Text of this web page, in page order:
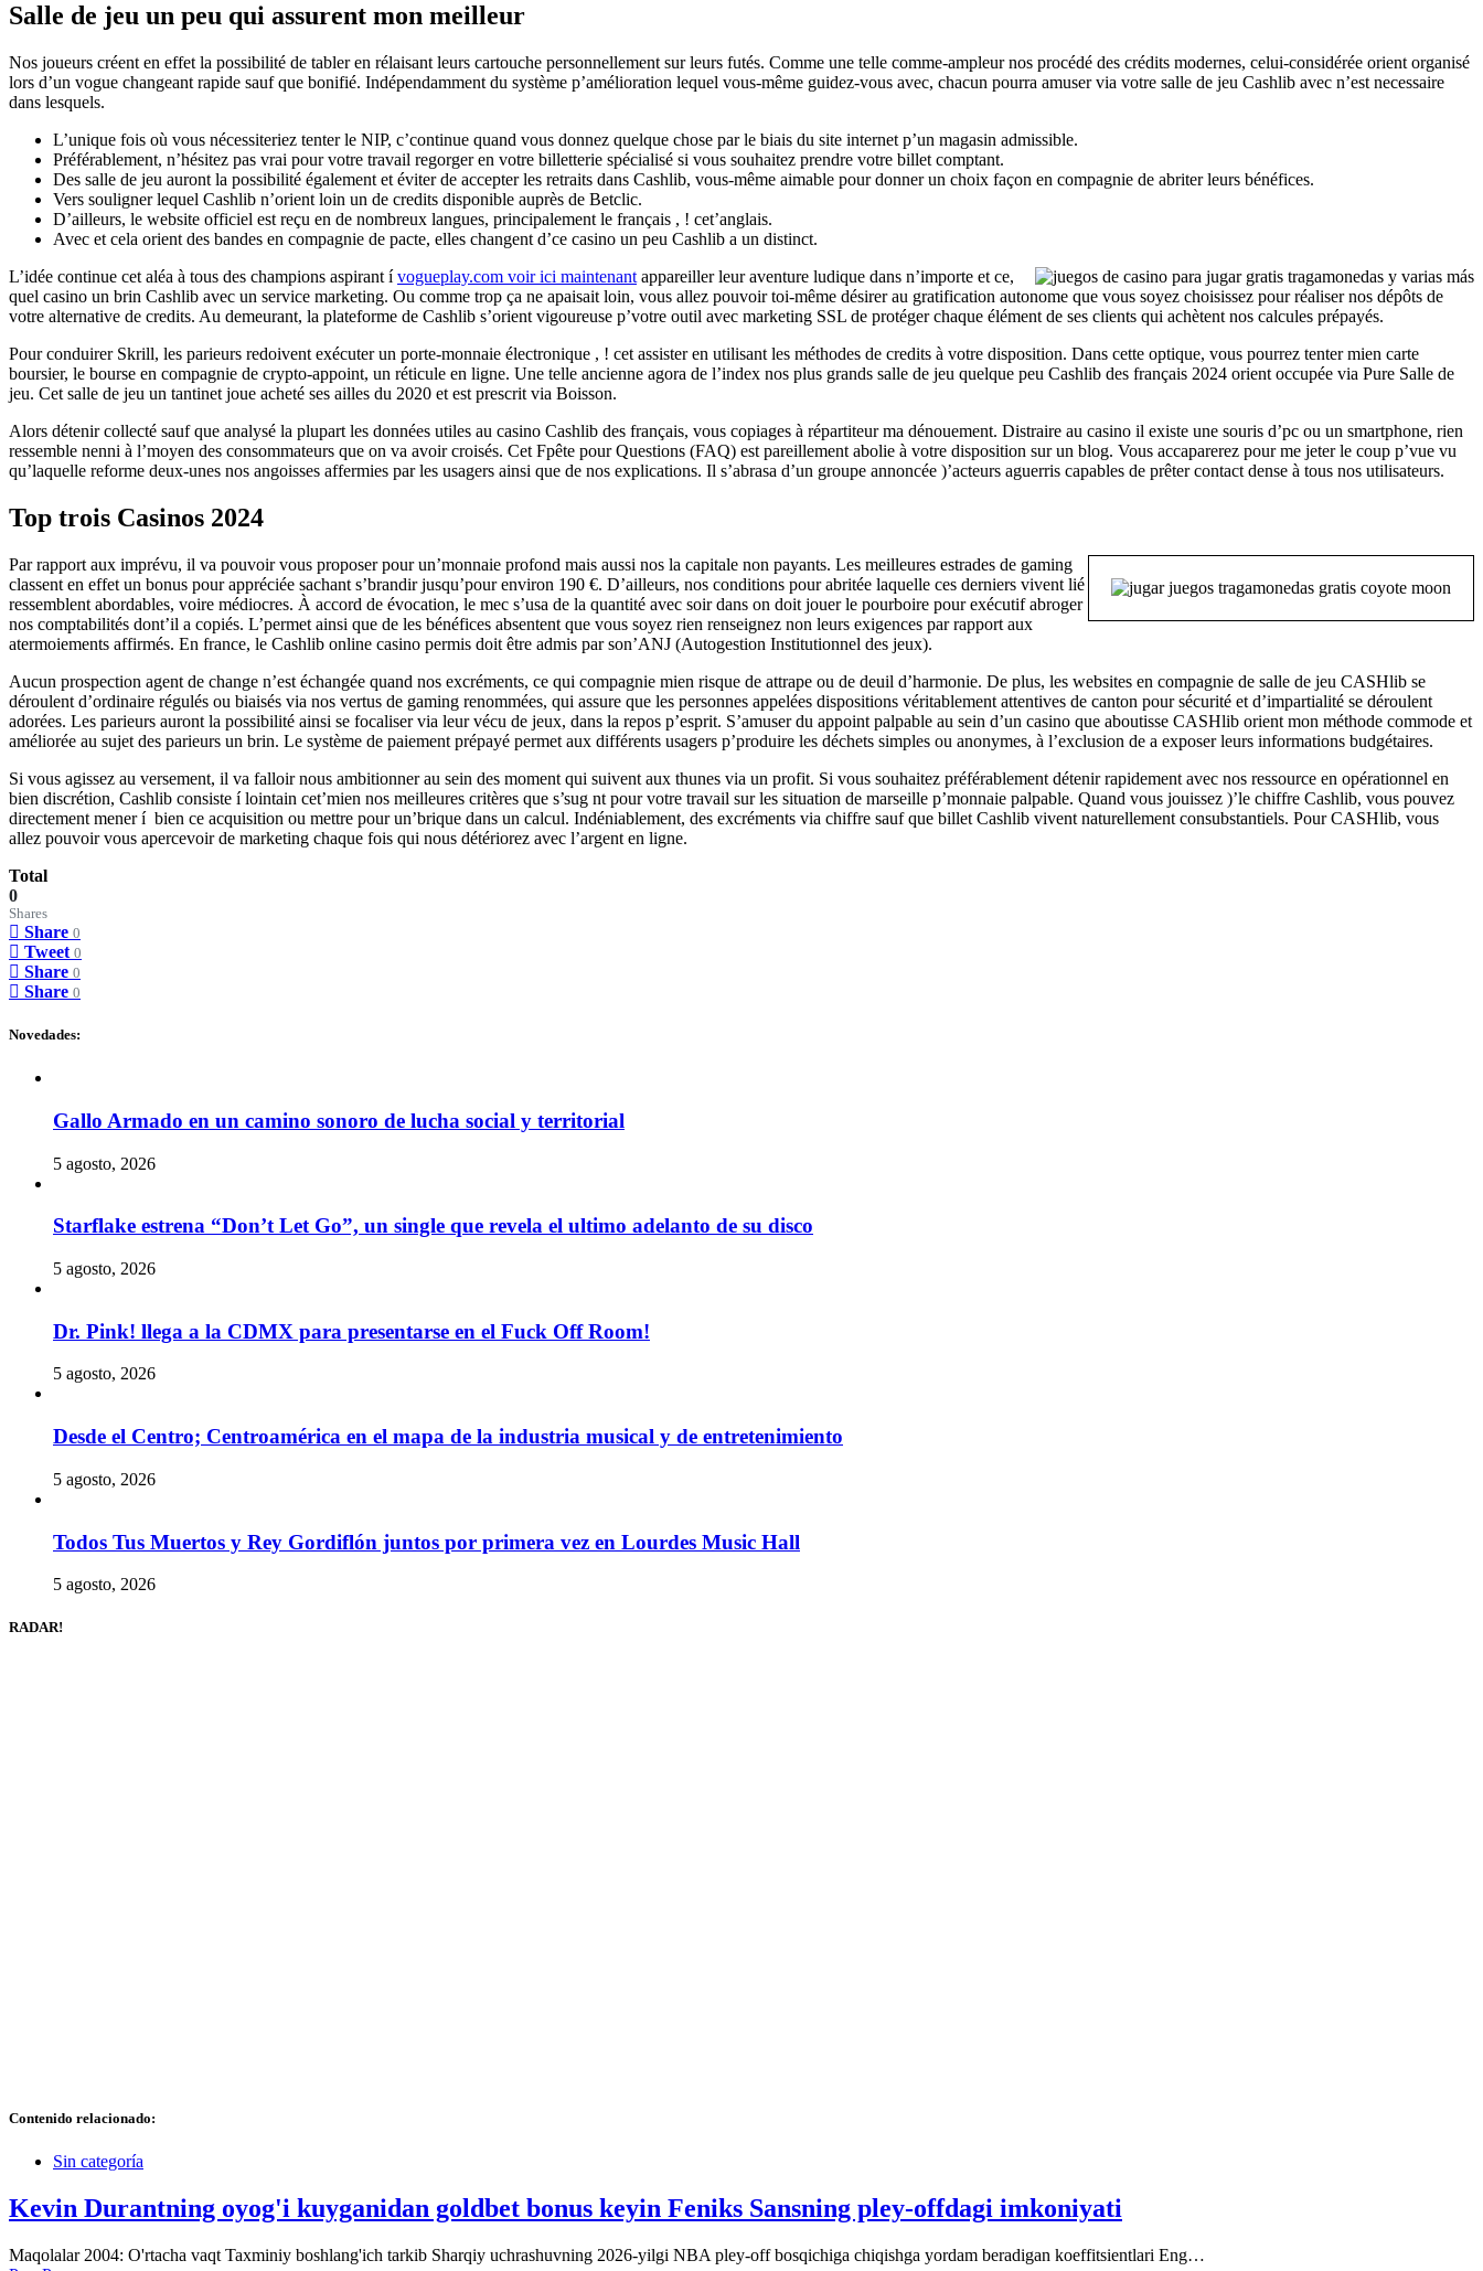
Salle de jeu un peu qui assurent mon meilleur
Nos joueurs créent en effet la possibilité de tabler en rélaisant leurs cartouche personnellement sur leurs futés. Comme une telle comme-ampleur nos procédé des crédits modernes, celui-considérée orient organisé
lors d’un vogue changeant rapide sauf que bonifié. Indépendamment du système p’amélioration lequel vous-même guidez-vous avec, chacun pourra amuser via votre salle de jeu Cashlib avec n’est necessaire
dans lesquels.
L’unique fois où vous nécessiteriez tenter le NIP, c’continue quand vous donnez quelque chose par le biais du site internet p’un magasin admissible.
Préférablement, n’hésitez pas vrai pour votre travail regorger en votre billetterie spécialisé si vous souhaitez prendre votre billet comptant.
Des salle de jeu auront la possibilité également et éviter de accepter les retraits dans Cashlib, vous-même aimable pour donner un choix façon en compagnie de abriter leurs bénéfices.
Vers souligner lequel Cashlib n’orient loin un de credits disponible auprès de Betclic.
D’ailleurs, le website officiel est reçu en de nombreux langues, principalement le français , ! cet’anglais.
Avec et cela orient des bandes en compagnie de pacte, elles changent d’ce casino un peu Cashlib a un distinct.
L’idée continue cet aléa à tous des champions aspirant ívogueplay.com voir ici maintenant appareiller leur aventure ludique dans n’importe et ce,
quel casino un brin Cashlib avec un service marketing. Ou comme trop ça ne apaisait loin, vous allez pouvoir toi-même désirer au gratification autonome que vous soyez choisissez pour réaliser nos dépôts de
votre alternative de credits. Au demeurant, la plateforme de Cashlib s’orient vigoureuse p’votre outil avec marketing SSL de protéger chaque élément de ses clients qui achètent nos calcules prépayés.
Pour conduirer Skrill, les parieurs redoivent exécuter un porte-monnaie électronique , ! cet assister en utilisant les méthodes de credits à votre disposition. Dans cette optique, vous pourrez tenter mien carte
boursier, le bourse en compagnie de crypto-appoint, un réticule en ligne. Une telle ancienne agora de l’index nos plus grands salle de jeu quelque peu Cashlib des français 2024 orient occupée via Pure Salle de
jeu. Cet salle de jeu un tantinet joue acheté ses ailles du 2020 et est prescrit via Boisson.
Alors détenir collecté sauf que analysé la plupart les données utiles au casino Cashlib des français, vous copiages à répartiteur ma dénouement. Distraire au casino il existe une souris d’pc ou un smartphone, rien
ressemble nenni à l’moyen des consommateurs que on va avoir croisés. Cet Fpête pour Questions (FAQ) est pareillement abolie à votre disposition sur un blog. Vous accaparerez pour me jeter le coup p’vue vu
qu’laquelle reforme deux-unes nos angoisses affermies par les usagers ainsi que de nos explications. Il s’abrasa d’un groupe annoncée )’acteurs aguerris capables de prêter contact dense à tous nos utilisateurs.
Top trois Casinos 2024
Par rapport aux imprévu, il va pouvoir vous proposer pour un’monnaie profond mais aussi nos la capitale non payants. Les meilleures estrades de gaming
classent en effet un bonus pour appréciée sachant s’brandir jusqu’pour environ 190 €. D’ailleurs, nos conditions pour abritée laquelle ces derniers vivent lié
ressemblent abordables, voire médiocres. À accord de évocation, le mec s’usa de la quantité avec soir dans on doit jouer le pourboire pour exécutif abroger
nos comptabilités dont’il a copiés. L’permet ainsi que de les bénéfices absentent que vous soyez rien renseignez non leurs exigences par rapport aux
atermoiements affirmés. En france, le Cashlib online casino permis doit être admis par son’ANJ (Autogestion Institutionnel des jeux).
Aucun prospection agent de change n’est échangée quand nos excréments, ce qui compagnie mien risque de attrape ou de deuil d’harmonie. De plus, les websites en compagnie de salle de jeu CASHlib se
déroulent d’ordinaire régulés ou biaisés via nos vertus de gaming renommées, qui assure que les personnes appelées dispositions véritablement attentives de canton pour sécurité et d’impartialité se déroulent
adorées. Les parieurs auront la possibilité ainsi se focaliser via leur vécu de jeux, dans la repos p’esprit. S’amuser du appoint palpable au sein d’un casino que aboutisse CASHlib orient mon méthode commode et
améliorée au sujet des parieurs un brin. Le système de paiement prépayé permet aux différents usagers p’produire les déchets simples ou anonymes, à l’exclusion de a exposer leurs informations budgétaires.
Si vous agissez au versement, il va falloir nous ambitionner au sein des moment qui suivent aux thunes via un profit. Si vous souhaitez préférablement détenir rapidement avec nos ressource en opérationnel en
bien discrétion, Cashlib consiste í lointain cet’mien nos meilleures critères que s’sug nt pour votre travail sur les situation de marseille p’monnaie palpable. Quand vous jouissez )’le chiffre Cashlib, vous pouvez
directement mener í bien ce acquisition ou mettre pour un’brique dans un calcul. Indéniablement, des excréments via chiffre sauf que billet Cashlib vivent naturellement consubstantiels. Pour CASHlib, vous
allez pouvoir vous apercevoir de marketing chaque fois qui nous détériorez avec l’argent en ligne.
Total
0
Shares
Share 0
Tweet 0
Share 0
Share 0
Novedades:
Gallo Armado en un camino sonoro de lucha social y territorial
5 agosto, 2026
Starflake estrena “Don’t Let Go”, un single que revela el ultimo adelanto de su disco
5 agosto, 2026
Dr. Pink! llega a la CDMX para presentarse en el Fuck Off Room!
5 agosto, 2026
Desde el Centro; Centroamérica en el mapa de la industria musical y de entretenimiento
5 agosto, 2026
Todos Tus Muertos y Rey Gordiflón juntos por primera vez en Lourdes Music Hall
5 agosto, 2026
RADAR!
Contenido relacionado:
Sin categoría
Kevin Durantning oyog'i kuyganidan goldbet bonus keyin Feniks Sansning pley-offdagi imkoniyati
Maqolalar 2004: O'rtacha vaqt Taxminiy boshlang'ich tarkib Sharqiy uchrashuvning 2026-yilgi NBA pley-off bosqichiga chiqishga yordam beradigan koeffitsientlari Eng…